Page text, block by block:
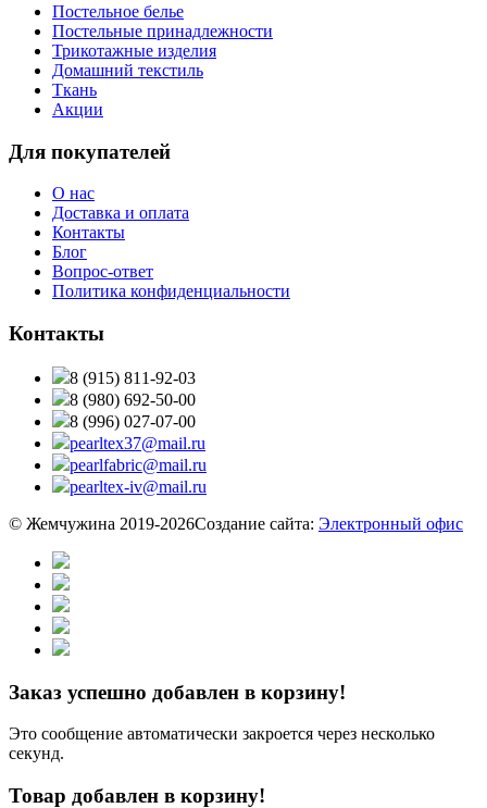
Постельное белье
Постельные принадлежности
Трикотажные изделия
Домашний текстиль
Ткань
Акции
Для покупателей
О нас
Доставка и оплата
Контакты
Блог
Вопрос-ответ
Политика конфиденциальности
Контакты
8 (915) 811-92-03
8 (980) 692-50-00
8 (996) 027-07-00
pearltex37@mail.ru
pearlfabric@mail.ru
pearltex-iv@mail.ru
© Жемчужина 2019-2026Создание сайта: Электронный офис
Заказ успешно добавлен в корзину!
Это сообщение автоматически закроется через несколько
секунд.
Товар добавлен в корзину!